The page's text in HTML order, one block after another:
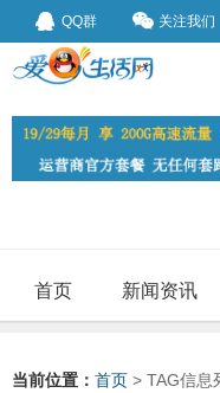
QQ群 关注我们
首页 新闻资讯
当前位置： 首页 > TAG信息